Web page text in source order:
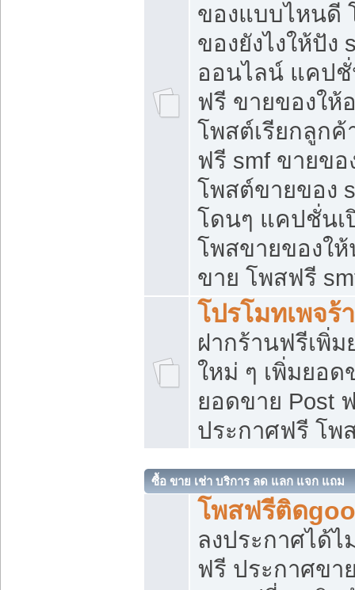
ของแบบไหนดี
ของยังไงให้ปั
ออนไลน์ แคป
ฟรี ขายของให้
โพสต์เรียกลูกค้
ฟรี smf ขายขอ
โพสต์ขายของ
โดนๆ แคปชั่นเ
โพสขายของใ
ขาย โพสฟรี
โปรโมทเพจร้
ฝากร้านฟรีเพิ่
ใหม่ ๆ เพิ่มยอด
ยอดขาย Post
ประกาศฟรี โพ
ซื้อ ขาย เช่า บริการ ลด แลก แจก แถม
โพสฟรีติด
ลงประกาศได้
ฟรี ประกาศข